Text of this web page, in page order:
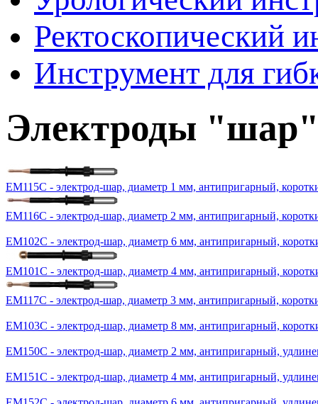
Ректоскопический
Инструмент для
Электроды
ЕМ115С - электрод-шар, диаметр 1 мм, антипригарный,
ЕМ116С - электрод-шар, диаметр 2 мм, антипригарный,
ЕМ102С - электрод-шар, диаметр 6 мм, антипригарный,
ЕМ101С - электрод-шар, диаметр 4 мм, антипригарный,
ЕМ117С - электрод-шар, диаметр 3 мм, антипригарный,
ЕМ103С - электрод-шар, диаметр 8 мм, антипригарный,
ЕМ150С - электрод-шар, диаметр 2 мм, антипригарный,
ЕМ151С - электрод-шар, диаметр 4 мм, антипригарный,